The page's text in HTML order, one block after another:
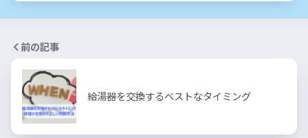
前の記事
給湯器を交換するベストなタイミング